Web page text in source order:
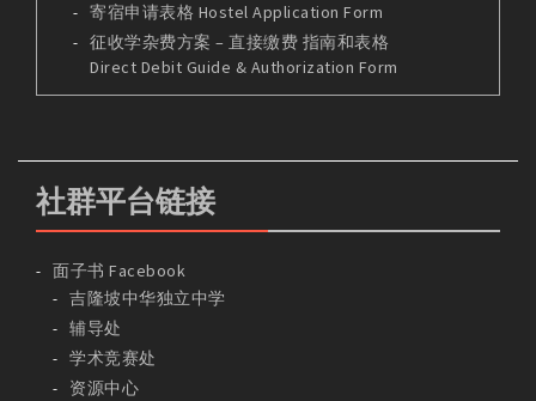
寄宿申请表格 Hostel Application Form
征收学杂费方案 – 直接缴费 指南和表格
Direct Debit Guide & Authorization Form
社群平台链接
面子书 Facebook
吉隆坡中华独立中学
辅导处
学术竞赛处
资源中心